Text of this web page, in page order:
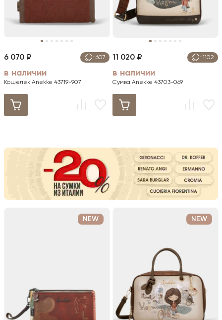
+607
6 070 ₽
в наличии
Кошелек Anekke 43719-907
+1102
11 020 ₽
в наличии
Сумка Anekke 43703-069
NEW NEW